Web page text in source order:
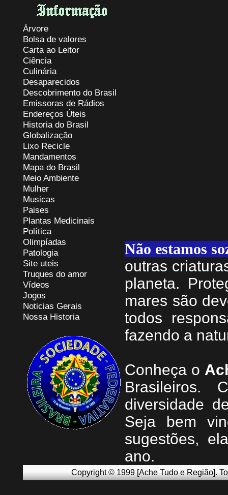
Árvore
Bolsa de valores
Carta ao Leitor
Ciência
Culinária
Desaparecidos
Descobrimento do Brasil
Emissoras de Rádios
Endereços Úteis
Historia do Brasil
Globalização
Lixo Recicle
Mandamentos
Mapa do Brasil
Meio Ambiente
Mulher
Musicas
Paises
Plantas Medicinais
Política
Olimpíadas
Patologia
Site uteis
Truques do amor
Vídeos
Jogos
Noticias Gerais
Nossa Historia
Não estamos
outras
planeta.
mares são
todos
fazendo a
Conheça o A
Brasileiros.
diversidade
Seja bem
sugestões,
ano.
Copyright © 1999 [Ache Tudo e Região].